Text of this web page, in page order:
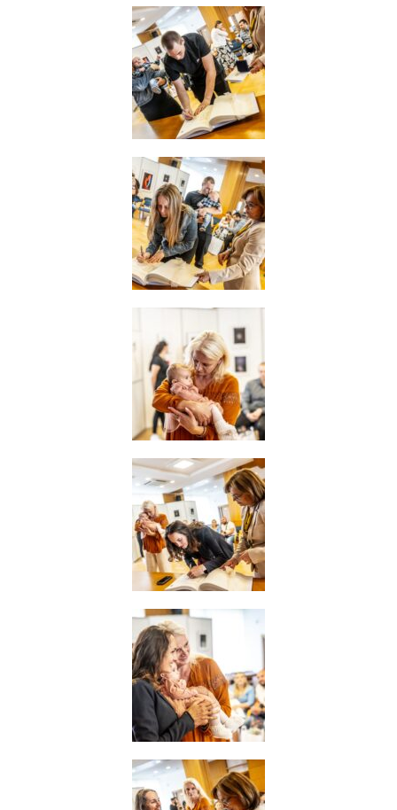
Reklamní
cookies
Reklamní cookies
používáme my
nebo naši partneři,
abychom Vám
mohli zobrazit
vhodné obsahy
nebo reklamy jak na
našich stránkách,
třetích subjektů.
Díky tomu můžeme
vytvářet profily
založené na Vašich
zájmech, tak zvané
pseudonymizované
profily. Na základě
těchto informací
není zpravidla
možná
bezprostřední
osoby, protože jsou
používány pouze
pseudonymizované
údaje. Pokud
nevyjádříte
souhlas, nebudete
příjemcem obsahů
a reklam
Vašim zájmům.